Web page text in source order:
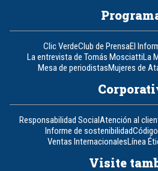
Clic VerdeClub de PrensaEl
La entrevista de Tomás MosciattiLa
Mesa de periodistasMujeres de
Responsabilidad SocialAtención al
Informe de sostenibilidad
Ventas InternacionalesLínea
Visite